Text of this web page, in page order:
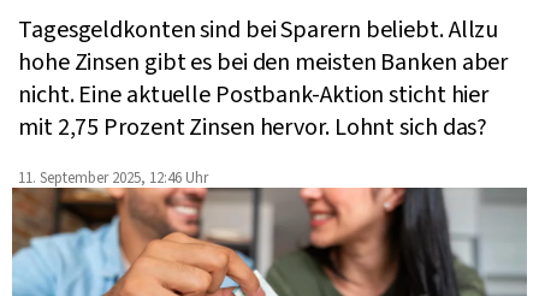
Tagesgeldkonten sind bei Sparern beliebt. Allzu
hohe Zinsen gibt es bei den meisten Banken aber
nicht. Eine aktuelle Postbank-Aktion sticht hier
mit 2,75 Prozent Zinsen hervor. Lohnt sich das?
11. September 2025, 12:46 Uhr